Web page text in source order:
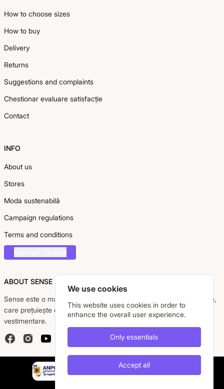
How to choose sizes
How to buy
Delivery
Returns
Suggestions and complaints
Chestionar evaluare satisfacție
Contact
INFO
About us
Stores
Moda sustenabilă
Campaign regulations
Terms and conditions
ABOUT SENSE
Sense este o marcă românească dedicată femeii moderne, active,
care prețuiește eleganța, confortul și calitatea pieselor
vestimentare.
FacebookInstagramYouTube
We use cookies
This website uses cookies in order to
enhance the overall user experience.
Only essentials
Accept all